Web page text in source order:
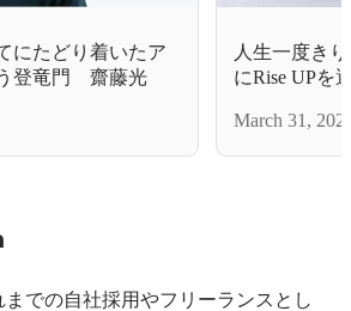
にたどり着いたア
登竜門 齋藤光
人生一度き
にRise UPを
March 31,
での自社採用やフリーランスとし